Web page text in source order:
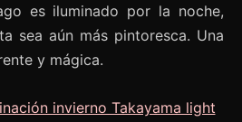
es iluminado por la noche,
sea aún más pintoresca. Una
y mágica.